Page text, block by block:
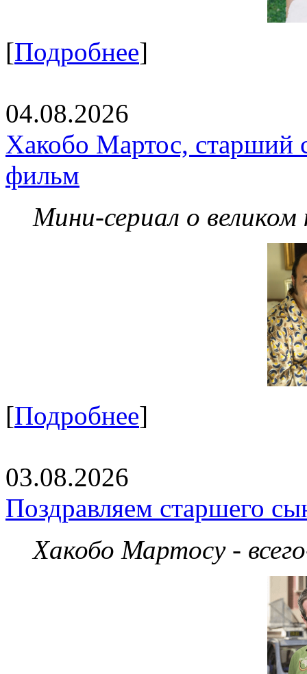
[Подробнее]
04.08.2026
Хакобо Мартос, старший
фильм
Мини-сериал о великом
[Подробнее]
03.08.2026
Поздравляем старшего
Хакобо Мартосу -